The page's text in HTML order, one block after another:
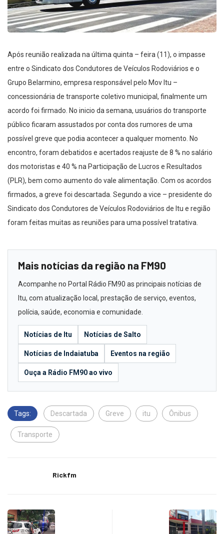
Após reunião realizada na última quinta – feira (11), o impasse
entre o Sindicato dos Condutores de Veículos Rodoviários e o
Grupo Belarmino, empresa responsável pelo Mov Itu –
concessionária de transporte coletivo municipal, finalmente um
acordo foi firmado. No inicio da semana, usuários do transporte
público ficaram assustados por conta dos rumores de uma
possível greve que podia acontecer a qualquer momento. No
encontro, foram debatidos e acertados reajuste de 8 % no salário
dos motoristas e 40 % na Participação de Lucros e Resultados
(PLR), bem como aumento do vale alimentação. Com os acordos
firmados, a greve foi descartada. Segundo a vice – presidente do
Sindicato dos Condutores de Veículos Rodoviários de Itu e região
foram feitas muitas as reuniões para uma possível tratativa.
Mais notícias da região na FM90
Acompanhe no Portal Rádio FM90 as principais notícias de
Itu, com atualização local, prestação de serviço, eventos,
polícia, saúde, economia e comunidade.
Notícias de Itu Notícias de Salto
Notícias de Indaiatuba Eventos na região
Ouça a Rádio FM90 ao vivo
Tags: Descartada Greve itu Ônibus
Transporte
Rickfm